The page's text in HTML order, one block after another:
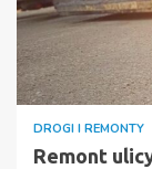
DROGI I REMONTY
Remont